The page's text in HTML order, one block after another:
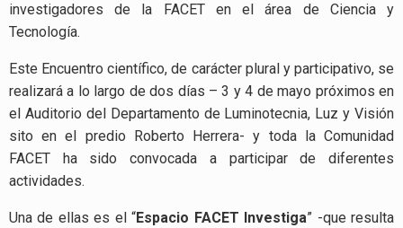
investigadores de la FACET en el área de Ciencia y
Tecnología.
Este Encuentro científico, de carácter plural y participativo, se
realizará a lo largo de dos días – 3 y 4 de mayo próximos en
el Auditorio del Departamento de Luminotecnia, Luz y Visión
sito en el predio Roberto Herrera- y toda la Comunidad
FACET ha sido convocada a participar de diferentes
actividades.
Una de ellas es el “Espacio FACET Investiga” -que resulta